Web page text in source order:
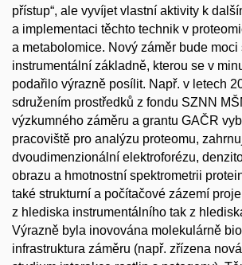
přístup“, ale vyvíjet vlastní aktivity k
a implementaci těchto technik v
a metabolomice. Nový záměr bude moci
instrumentální základně, kterou se v
podařilo výrazně posílit. Např. v letech
sdružením prostředků z fondu SZNN
výzkumného záměru a grantu GAČR
pracoviště pro analýzu proteomu,
dvoudimenzionální elektroforézu,
obrazu a hmotnostní spektrometrii
také strukturní a počítačové zázemí
z hlediska instrumentálního tak z
Výrazně byla inovována molekulárně
infrastruktura záměru (např. zřízena